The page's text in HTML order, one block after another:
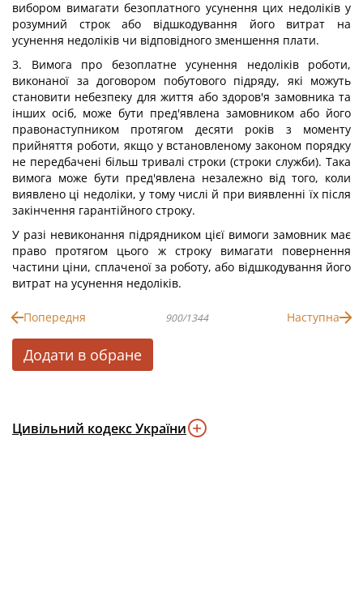
вибором вимагати безоплатного усунення цих недоліків у
розумний строк або відшкодування його витрат на
усунення недоліків чи відповідного зменшення плати.
3. Вимога про безоплатне усунення недоліків роботи,
виконаної за договором побутового підряду, які можуть
становити небезпеку для життя або здоров'я замовника та
інших осіб, може бути пред'явлена замовником або його
правонаступником протягом десяти років з моменту
прийняття роботи, якщо у встановленому законом порядку
не передбачені більш тривалі строки (строки служби). Така
вимога може бути пред'явлена незалежно від того, коли
виявлено ці недоліки, у тому числі й при виявленні їх після
закінчення гарантійного строку.
У разі невиконання підрядником цієї вимоги замовник має
право протягом цього ж строку вимагати повернення
частини ціни, сплаченої за роботу, або відшкодування його
витрат на усунення недоліків.
Попередня 900/1344 Наступна
Додати в обране
Цивільний кодекс України